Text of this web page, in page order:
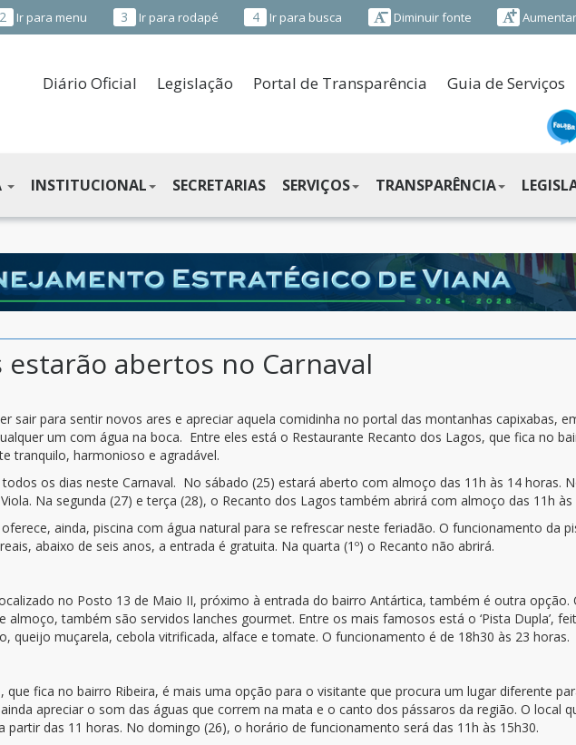
2 Ir para menu 3 Ir para rodapé 4 Ir para busca Diminuir fonte
Diário Oficial Legislação Portal de Transparência Guia de Serviços
INSTITUCIONAL SECRETARIAS SERVIÇOS TRANSPARÊNCIA
estarão abertos no Carnaval
sair para sentir novos ares e apreciar aquela comidinha no portal das montanhas capixabas,
um com água na boca. Entre eles está o Restaurante Recanto dos Lagos, que fica no
tranquilo, harmonioso e agradável.
os dias neste Carnaval. No sábado (25) estará aberto com almoço das 11h às 14 horas.
Na segunda (27) e terça (28), o Recanto dos Lagos também abrirá com almoço das 11h às
ainda, piscina com água natural para se refrescar neste feriadão. O funcionamento da
abaixo de seis anos, a entrada é gratuita. Na quarta (1º) o Recanto não abrirá.
no Posto 13 de Maio II, próximo à entrada do bairro Antártica, também é outra
almoço, também são servidos lanches gourmet. Entre os mais famosos está o ‘Pista Dupla’,
queijo muçarela, cebola vitrificada, alface e tomate. O funcionamento é de 18h30 às 23 horas.
que fica no bairro Ribeira, é mais uma opção para o visitante que procura um lugar diferente
apreciar o som das águas que correm na mata e o canto dos pássaros da região. O local
partir das 11 horas. No domingo (26), o horário de funcionamento será das 11h às 15h30.